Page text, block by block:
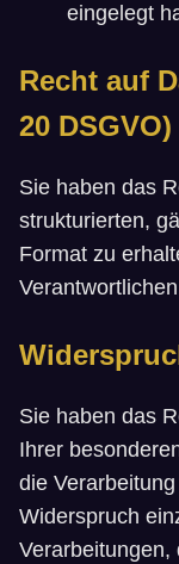
eingelegt
Recht auf
20 DSGVO)
Sie haben das
strukturierten,
Format zu
Sie haben das
Ihrer
die
Widerspruch
Verarbeitungen,